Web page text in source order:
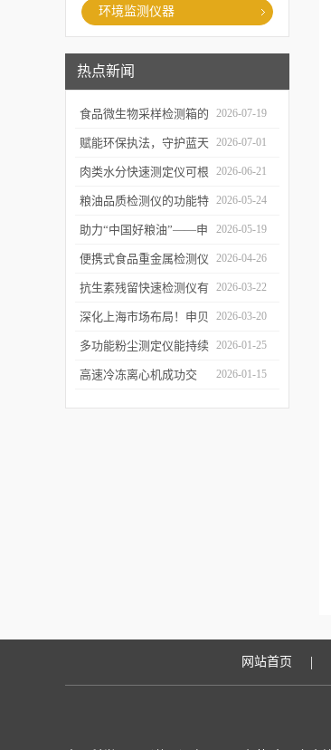
环境监测仪器
热点新闻
食品微生物采样检测箱的
结构功能及具体使用流程
介绍
2026-07-19
赋能环保执法，守护蓝天
白云——粉尘测定仪成功
交付某市生态环境执法支
队
2026-07-01
肉类水分快速测定仪可根
据不同肉品的特性切换对
应检测模式
2026-06-21
粮油品质检测仪的功能特
点及优势体现
2026-05-24
助力“中国好粮油”——申
贝科学仪器粮油检测仪器
整装发往粮油站
2026-05-19
便携式食品重金属检测仪
有哪些特点值得选择？
2026-04-26
抗生素残留快速检测仪有
哪些优势值得选择？
2026-03-22
深化上海市场布局！申贝
科学仪器水质在线监测仪
成功签约沪上客户
2026-03-20
多功能粉尘测定仪能持续
监测粉尘浓度，实时显示
2026-01-25
高速冷冻离心机成功交 2026-01-15
网站首页 |